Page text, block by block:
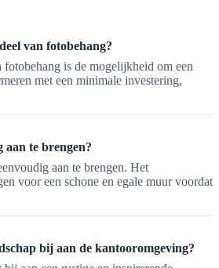
van fotobehang?
is de mogelijkheid om een
met een minimale investering,
aan te brengen?
aan te brengen. Het
voor een schone en egale muur voordat
bij aan de kantooromgeving?